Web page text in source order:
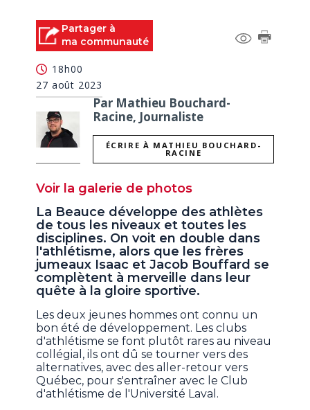
Partager à
ma communauté
18h00
27 août 2023
Par Mathieu Bouchard-
Racine, Journaliste
ÉCRIRE À MATHIEU BOUCHARD-
RACINE
Voir la galerie de photos
La Beauce développe des athlètes
de tous les niveaux et toutes les
disciplines. On voit en double dans
l'athlétisme, alors que les frères
jumeaux Isaac et Jacob Bouffard se
complètent à merveille dans leur
quête à la gloire sportive.
Les deux jeunes hommes ont connu un
bon été de développement. Les clubs
d'athlétisme se font plutôt rares au niveau
collégial, ils ont dû se tourner vers des
alternatives, avec des aller-retour vers
Québec, pour s'entraîner avec le Club
d'athlétisme de l'Université Laval.